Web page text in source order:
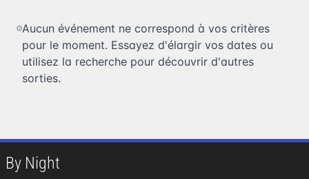
Aucun événement ne correspond à vos critères
pour le moment. Essayez d'élargir vos dates ou
utilisez la recherche pour découvrir d'autres
sorties.
By Night